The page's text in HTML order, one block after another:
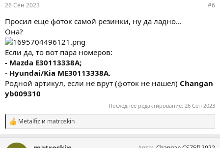
26 Сен 2023 #6
Просил ещё фоток самой резинки, ну да ладно...
Она?
Если да, то вот пара номеров:
- Mazda E30113338A;
- Hyundai/Kia ME30113338A.
Родной артикул, если не врут (фоток не нашел) Changan
yb009310
Последнее редактирование: 26 Сен 2023
С
и
Metalfiz и matroskin